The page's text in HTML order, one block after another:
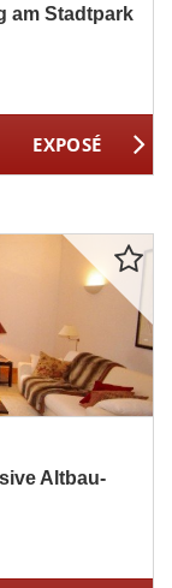
am Stadtpark
Altbau-